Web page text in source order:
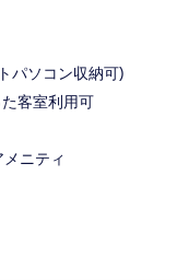
パソコン収納可)
客室利用可
ニティ